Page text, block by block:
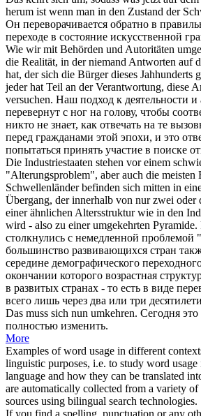
herum ist wenn man in den Zustand der
Он переворачивается обратно в
переходе в состояние искусственной
Wie wir mit Behörden und Autoritäten
die Realität, in der niemand Antworten auf
hat, der sich die Bürger dieses Jahhunderts
jeder hat Teil an der Verantwortung, diese
versuchen. Наш подход к деятельности и
перевернут с ног на голову, чтобы
никто не знает, как отвечать на те
перед гражданами этой эпохи, и это
попытаться принять участие в поиске
Die Industriestaaten stehen vor einem
"Alterungsproblem", aber auch die meisten
Schwellenländer befinden sich mitten in
Übergang, der innerhalb von nur zwei oder
einer ähnlichen Altersstruktur wie in den
wird - also zu einerumgekehrten Pyramide.
столкнулись с немедленной проблемой
большинство развивающихся стран
середине демографического
окончании которого возрастная
в развитых странах - то есть в виде
всего лишь через два или три
Das muss sich nun umkehren. Сегодня
полностью изменить.
More
Examples of word usage in different
linguistic purposes, i.e. to study word usage
language and how they can be translated
are automatically collected from a variety
sources using bilingual search technologies.